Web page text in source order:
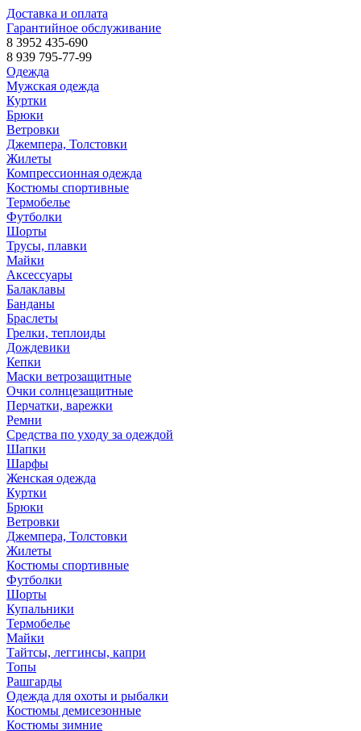
Доставка и оплата
Гарантийное обслуживание
8 3952 435-690
8 939 795-77-99
Одежда
Мужская одежда
Куртки
Брюки
Ветровки
Джемпера, Толстовки
Жилеты
Компрессионная одежда
Костюмы спортивные
Термобелье
Футболки
Шорты
Трусы, плавки
Майки
Аксессуары
Балаклавы
Банданы
Браслеты
Грелки, теплоиды
Дождевики
Кепки
Маски ветрозащитные
Очки солнцезащитные
Перчатки, варежки
Ремни
Средства по уходу за одеждой
Шапки
Шарфы
Женская одежда
Куртки
Брюки
Ветровки
Джемпера, Толстовки
Жилеты
Костюмы спортивные
Футболки
Шорты
Купальники
Термобелье
Майки
Тайтсы, леггинсы, капри
Топы
Рашгарды
Одежда для охоты и рыбалки
Костюмы демисезонные
Костюмы зимние